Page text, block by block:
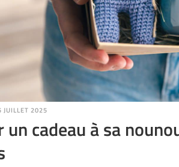
JUILLET 2025
cadeau à sa